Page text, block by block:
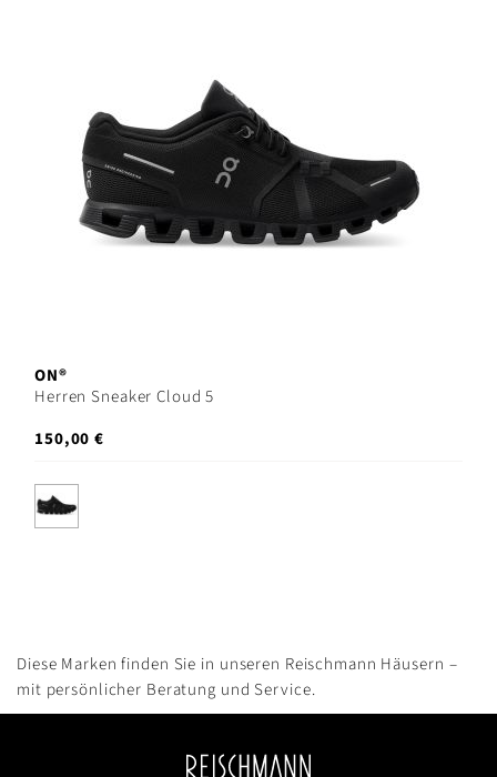
ON®
Herren Sneaker Cloud 5
150,00 €
Diese Marken finden Sie in unseren Reischmann Häusern –
mit persönlicher Beratung und Service.